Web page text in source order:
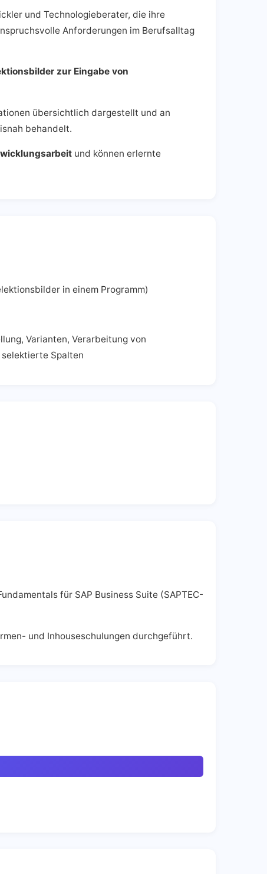
und Technologieberater, die ihre
Anforderungen im Berufsalltag
zur Eingabe von
übersichtlich dargestellt und an
behandelt.
und können erlernte
in einem Programm)
Varianten, Verarbeitung von
Spalten
für SAP Business Suite (SAPTEC-
und Inhouseschulungen durchgeführt.